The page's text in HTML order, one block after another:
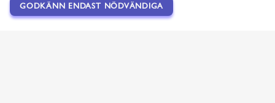
GODKÄNN ENDAST NÖDVÄNDIGA